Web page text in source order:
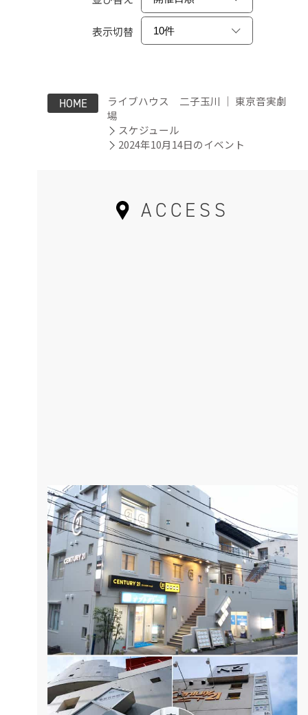
表示切替
HOME
ライブハウス 二子玉川 ｜ 東京音実劇
場
スケジュール
2024年10月14日のイベント
ACCESS